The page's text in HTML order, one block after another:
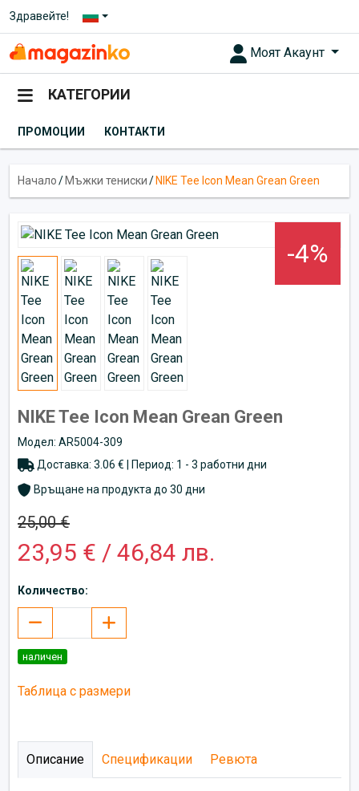
Здравейте!
Моят Акаунт
КАТЕГОРИИ
ПРОМОЦИИ КОНТАКТИ
Начало/ Мъжки тениски/ NIKE Tee Icon Mean Grean Green
-4%
NIKE Tee Icon Mean Grean Green
Модел: AR5004-309
Доставка: 3.06 € | Период: 1 - 3 работни дни
Връщане на продукта до 30 дни
25,00 €
23,95 € / 46,84 лв.
Количество:
наличен
Таблица с размери
Описание Спецификации Ревюта